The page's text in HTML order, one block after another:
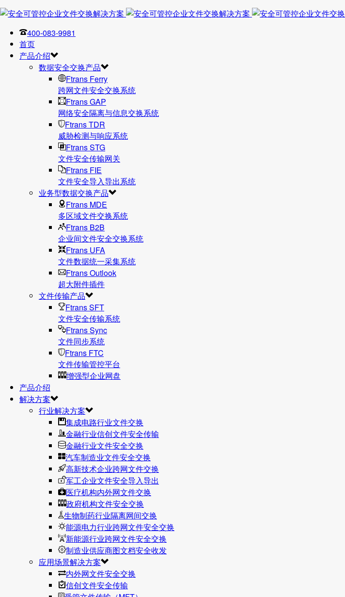
400-083-9981
首页
产品介绍
数据安全交换产品
Ftrans Ferry
跨网文件安全交换系统
Ftrans GAP
网络安全隔离与信息交换系统
Ftrans TDR
威胁检测与响应系统
Ftrans STG
文件安全传输网关
Ftrans FIE
文件安全导入导出系统
业务型数据交换产品
Ftrans MDE
多区域文件交换系统
Ftrans B2B
企业间文件安全交换系统
Ftrans UFA
文件数据统⼀采集系统
Ftrans Outlook
超大附件插件
文件传输产品
Ftrans SFT
文件安全传输系统
Ftrans Sync
文件同步系统
Ftrans FTC
文件传输管控平台
增强型企业网盘
产品介绍
解决方案
行业解决方案
集成电路行业文件交换
金融行业信创文件安全传输
金融行业文件安全交换
汽车制造业文件安全交换
高新技术企业跨网文件交换
军工企业文件安全导入导出
医疗机构内外网文件交换
政府机构文件安全交换
生物制药行业隔离网间交换
能源电力行业跨网文件安全交换
新能源行业跨网文件安全交换
制造业供应商图文档安全收发
应用场景解决方案
内外网文件安全交换
信创文件安全传输